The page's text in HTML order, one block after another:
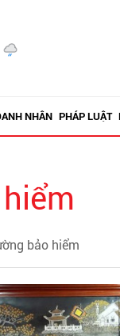
NHÂN PHÁP LUẬT
bảo hiểm